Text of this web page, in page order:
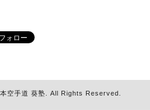
空手道 葵塾 . All Rights Reserved.